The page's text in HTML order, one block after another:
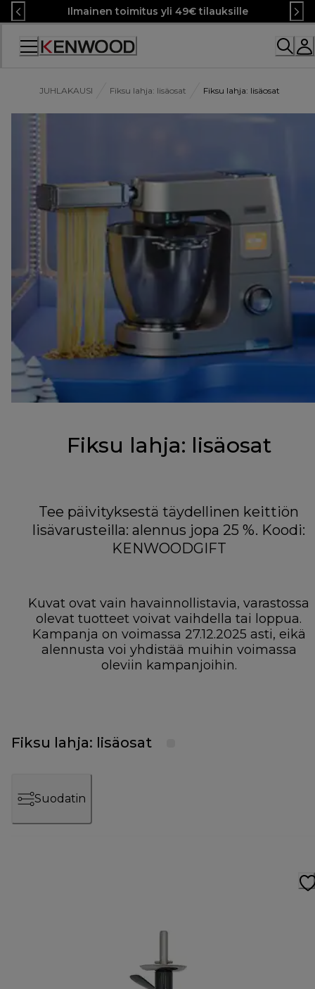
Skip
to
Content
Ilmainen toimitus yli 49€ tilauksille
JUHLAKAUSI Fiksu lahja: lisäosat Fiksu lahja: lisäosat
Fiksu lahja: lisäosat
Tee päivityksestä täydellinen keittiön
lisävarusteilla: alennus jopa 25 %. Koodi:
KENWOODGIFT
Kuvat ovat vain havainnollistavia, varastossa
olevat tuotteet voivat vaihdella tai loppua.
Kampanja on voimassa 27.12.2025 asti, eikä
alennusta voi yhdistää muihin voimassa
oleviin kampanjoihin.
Fiksu lahja: lisäosat
Suodatin